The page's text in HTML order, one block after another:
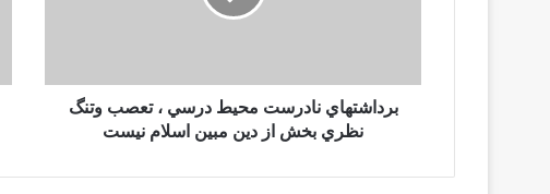
برداشتهاي نادرست محيط درسي ، تعصب وتنگ
نظري بخش از دين مبين اسلام نيست